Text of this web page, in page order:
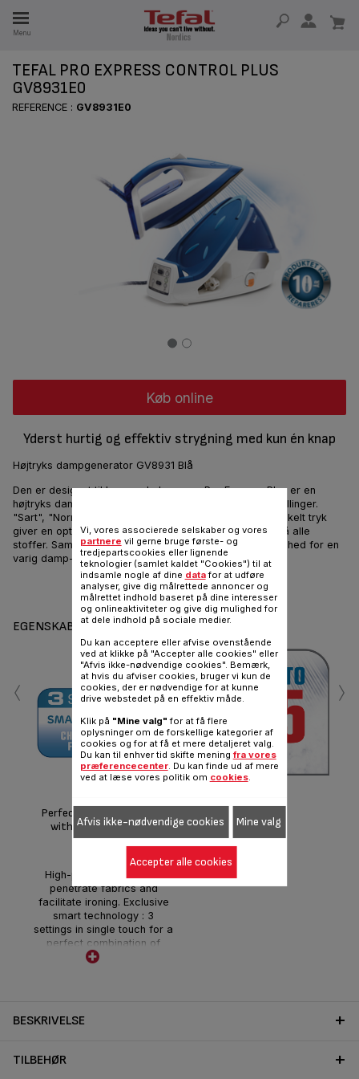
Menu
I 15 ÅR
TEFAL PRO EXPRESS CONTROL PLUS
GV8931E0
REFERENCE : GV8931E0
Køb online
Yderst hurtig og effektiv strygning med kun én knap
Højtryks dampgenerator GV8931 Blå
Den er designet til krævende brugere, Pro Express Plus er en
højtryks dampgenerator, med en teknologi med 3-indstillinger.
"Sart", "Normal", "Lærred": 3 indstillinger der med et enkelt tryk
giver en optimal kombination af temperatur og damp på alle
stoffer. Samtidig giver den eksklusive kalk-samler mulighed for en
varig damp-ydeevne.
Del Sende
EGENSKABER
Perfection for each fabric,
with fast and efficient
ironing
High-pressure steam to
penetrate fabrics and
facilitate ironing. Exclusive
smart technology : 3
settings in single touch for a
perfect combination of
steam and temperature
‹ ›
BESKRIVELSE
TILBEHØR
Vi, vores associerede selskaber og vores
partnere vil gerne bruge første- og
tredjepartscookies eller lignende
teknologier (samlet kaldet "Cookies") til at
indsamle nogle af dine datafor at udføre
analyser, give dig målrettede annoncer og
målrettet indhold baseret på dine interesser
og onlineaktiviteter og give dig mulighed for
at dele indhold på sociale medier.
Du kan acceptere eller afvise ovenstående
ved at klikke på "Accepter alle cookies" eller
"Afvis ikke-nødvendige cookies". Bemærk,
at hvis du afviser cookies, bruger vi kun de
cookies, der er nødvendige for at kunne
drive webstedet på en effektiv måde.
Klik på "Mine valg" for at få flere
oplysninger om de forskellige kategorier af
cookies og for at få et mere detaljeret valg.
Du kan til enhver tid skifte mening fra vores
præferencecenter. Du kan finde ud af mere
ved at læse vores politik om cookies.
Afvis ikke-nødvendige cookies Mine valg
Accepter alle cookies